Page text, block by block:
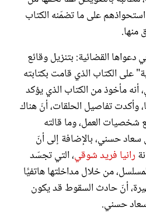
استحواذهم على ما تضمّنه الكتاب
القضائية: بتنزيل وقائع
الكتاب الذي قامت بكتابته
مأخوذ من الكتاب الذي يؤكد
وأكدت تفاصيل الحلقات، أنّ هناك
شخصيات العمل، وما قالته
حسني، بالإضافة إلى أنّ
رانيا فريد شوقي، التي تجسّد
من خلال مداخلتها هاتفيًّا
أنّ حادث السقوط قد يكون
حسني.